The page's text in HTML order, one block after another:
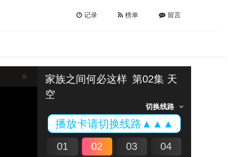
记录 榜单 留言
家族之间何必这样 第02集 天
空
切换线路
播放卡请切换线路▲▲▲
01 02 03
04